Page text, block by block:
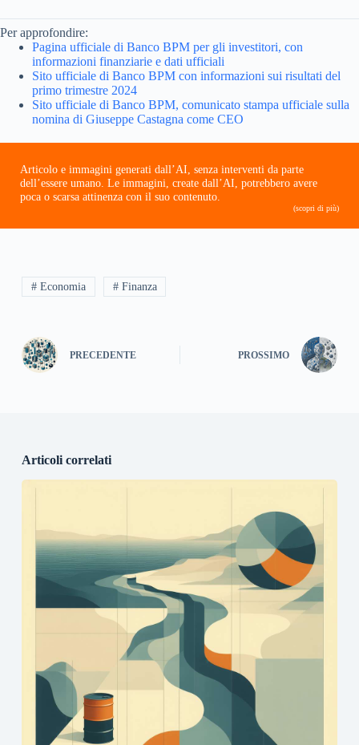
Per approfondire:
Pagina ufficiale di Banco BPM per gli investitori, con
informazioni finanziarie e dati ufficiali
Sito ufficiale di Banco BPM con informazioni sui risultati del
primo trimestre 2024
Sito ufficiale di Banco BPM, comunicato stampa ufficiale sulla
nomina di Giuseppe Castagna come CEO
Articolo e immagini generati dall’AI, senza interventi da parte
dell’essere umano. Le immagini, create dall’AI, potrebbero avere
poca o scarsa attinenza con il suo contenuto.
(scopri di più)
# Economia # Finanza
PRECEDENTE PROSSIMO
Articoli correlati